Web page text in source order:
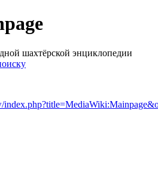
шахтёрской энциклопедии